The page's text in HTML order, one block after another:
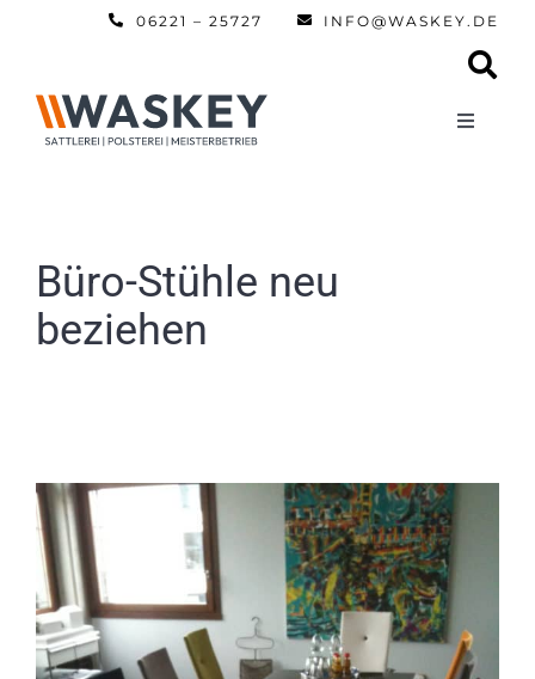
06221 – 25727 INFO@WASKEY.DE
Toggle
Kontakt
Büro-Stühle neu
beziehen